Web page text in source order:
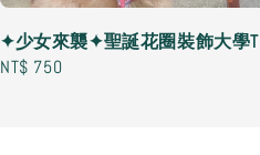
✦少女來襲✦聖誕花圈裝飾大學T
Regular
NT$ 750